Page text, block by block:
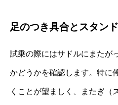
足のつき具合とスタン
試乗の際にはサドルにまたが
かどうかを確認します。特に
くことが望ましく、またぎ（